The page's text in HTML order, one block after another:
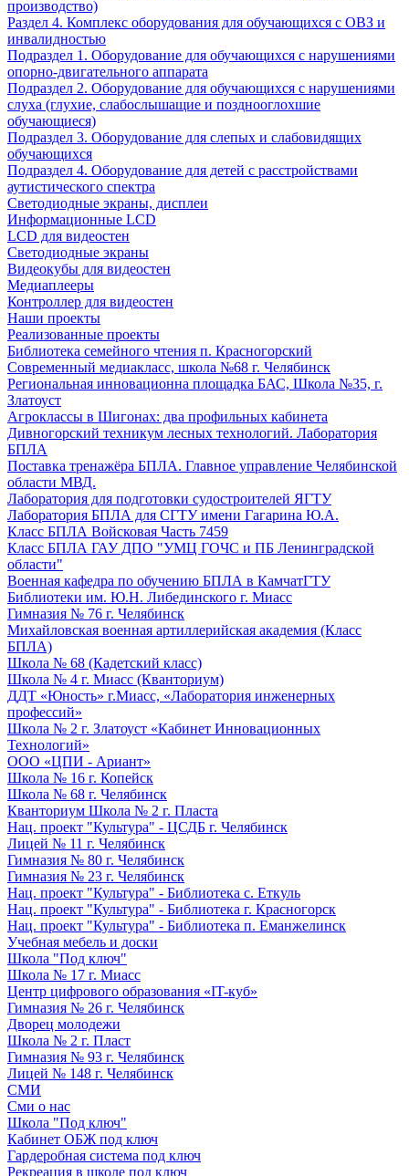
производство)
Раздел 4. Комплекс оборудования для обучающихся с ОВЗ и
инвалидностью
Подраздел 1. Оборудование для обучающихся с нарушениями
опорно-двигательного аппарата
Подраздел 2. Оборудование для обучающихся с нарушениями
слуха (глухие, слабослышащие и позднооглохшие
обучающиеся)
Подраздел 3. Оборудование для слепых и слабовидящих
обучающихся
Подраздел 4. Оборудование для детей с расстройствами
аутистического спектра
Светодиодные экраны, дисплеи
Информационные LCD
LCD для видеостен
Светодиодные экраны
Видеокубы для видеостен
Медиаплееры
Контроллер для видеостен
Наши проекты
Реализованные проекты
Библиотека семейного чтения п. Красногорский
Современный медиакласс, школа №68 г. Челябинск
Региональная инновационна площадка БАС, Школа №35, г.
Златоуст
Агроклассы в Шигонах: два профильных кабинета
Дивногорский техникум лесных технологий. Лаборатория
БПЛА
Поставка тренажёра БПЛА. Главное управление Челябинской
области МВД.
Лаборатория для подготовки судостроителей ЯГТУ
Лаборатория БПЛА для СГТУ имени Гагарина Ю.А.
Класс БПЛА Войсковая Часть 7459
Класс БПЛА ГАУ ДПО "УМЦ ГОЧС и ПБ Ленинградской
области"
Военная кафедра по обучению БПЛА в КамчатГТУ
Библиотеки им. Ю.Н. Либединского г. Миасс
Гимназия № 76 г. Челябинск
Михайловская военная артиллерийская академия (Класс
БПЛА)
Школа № 68 (Кадетский класс)
Школа № 4 г. Миасс (Кванториум)
ДДТ «Юность» г.Миасс, «Лаборатория инженерных
профессий»
Школа № 2 г. Златоуст «Кабинет Инновационных
Технологий»
ООО «ЦПИ - Ариант»
Школа № 16 г. Копейск
Школа № 68 г. Челябинск
Кванториум Школа № 2 г. Пласта
Нац. проект "Культура" - ЦСДБ г. Челябинск
Лицей № 11 г. Челябинск
Гимназия № 80 г. Челябинск
Гимназия № 23 г. Челябинск
Нац. проект "Культура" - Библиотека с. Еткуль
Нац. проект "Культура" - Библиотека г. Красногорск
Нац. проект "Культура" - Библиотека п. Еманжелинск
Учебная мебель и доски
Школа "Под ключ"
Школа № 17 г. Миасс
Центр цифрового образования «IT-куб»
Гимназия № 26 г. Челябинск
Дворец молодежи
Школа № 2 г. Пласт
Гимназия № 93 г. Челябинск
Лицей № 148 г. Челябинск
СМИ
Сми о нас
Школа "Под ключ"
Кабинет ОБЖ под ключ
Гардеробная система под ключ
Рекреация в школе под ключ